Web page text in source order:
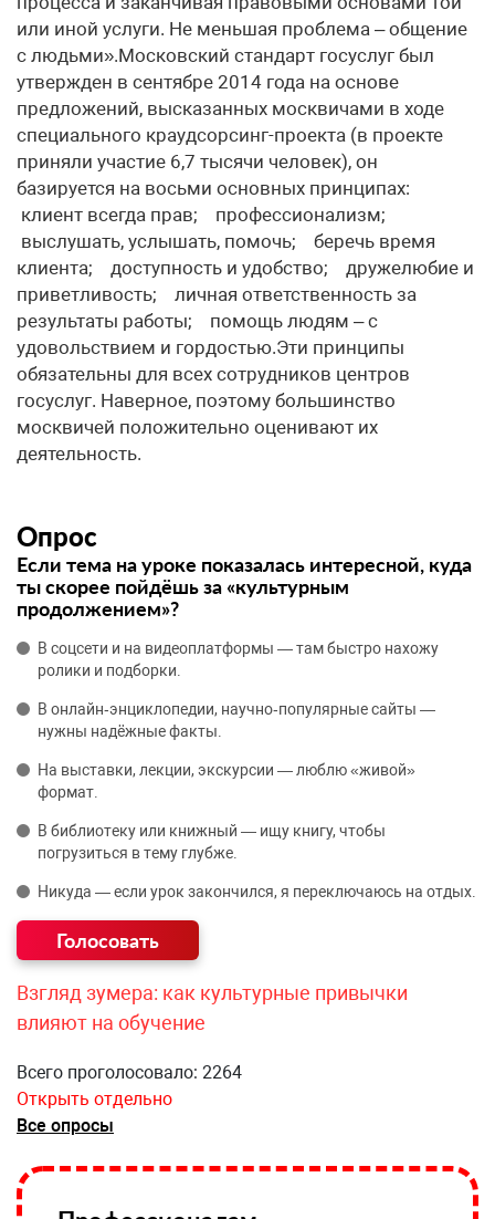
или иной услуги. Не меньшая проблема – общение
с людьми».Московский стандарт госуслуг был
утвержден в сентябре 2014 года на основе
предложений, высказанных москвичами в ходе
специального краудсорсинг-проекта (в проекте
приняли участие 6,7 тысячи человек), он
базируется на восьми основных принципах:
клиент всегда прав; профессионализм;
выслушать, услышать, помочь; беречь время
клиента; доступность и удобство; дружелюбие и
приветливость; личная ответственность за
результаты работы; помощь людям – с
удовольствием и гордостью.Эти принципы
обязательны для всех сотрудников центров
госуслуг. Наверное, поэтому большинство
москвичей положительно оценивают их
деятельность.
Опрос
Если тема на уроке показалась интересной, куда
ты скорее пойдёшь за «культурным
продолжением»?
В соцсети и на видеоплатформы — там быстро нахожу
ролики и подборки.
В онлайн‑энциклопедии, научно‑популярные сайты —
нужны надёжные факты.
На выставки, лекции, экскурсии — люблю «живой»
формат.
В библиотеку или книжный — ищу книгу, чтобы
погрузиться в тему глубже.
Никуда — если урок закончился, я переключаюсь на отдых.
Взгляд зумера: как культурные привычки
влияют на обучение
Всего проголосовало: 2264
Открыть отдельно
Все опросы